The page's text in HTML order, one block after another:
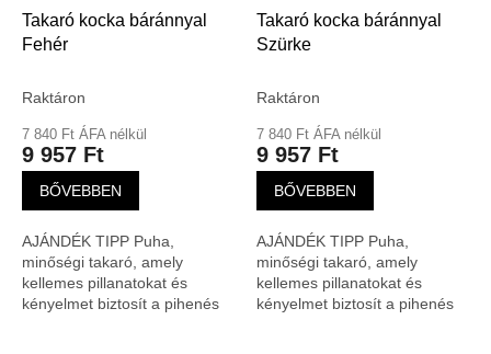
Takaró kocka báránnyal
Fehér
Raktáron
7 840 Ft ÁFA nélkül
9 957 Ft
BŐVEBBEN
AJÁNDÉK TIPP Puha,
minőségi takaró, amely
kellemes pillanatokat és
kényelmet biztosít a pihenés
Takaró kocka báránnyal
Szürke
Raktáron
7 840 Ft ÁFA nélkül
9 957 Ft
BŐVEBBEN
AJÁNDÉK TIPP Puha,
minőségi takaró, amely
kellemes pillanatokat és
kényelmet biztosít a pihenés